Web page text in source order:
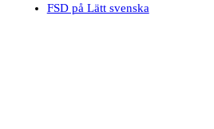
FSD på Lätt svenska